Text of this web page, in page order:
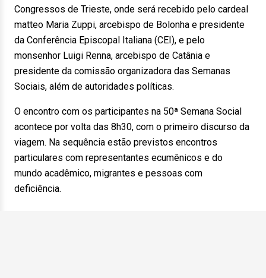
Congressos de Trieste, onde será recebido pelo cardeal
matteo Maria Zuppi, arcebispo de Bolonha e presidente
da Conferência Episcopal Italiana (CEI), e pelo
monsenhor Luigi Renna, arcebispo de Catânia e
presidente da comissão organizadora das Semanas
Sociais, além de autoridades políticas.
O encontro com os participantes na 50ª Semana Social
acontece por volta das 8h30, com o primeiro discurso da
viagem. Na sequência estão previstos encontros
particulares com representantes ecumênicos e do
mundo acadêmico, migrantes e pessoas com
deficiência.